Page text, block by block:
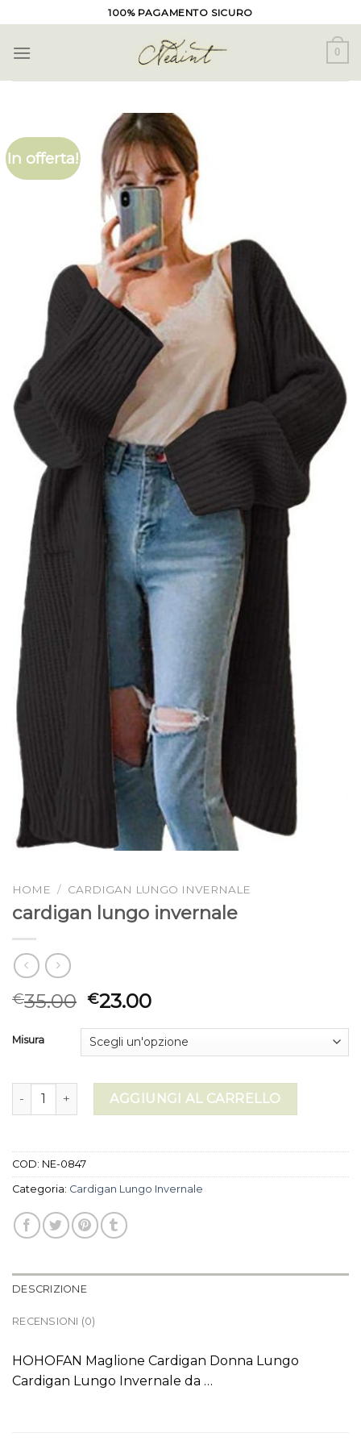
to
content
100% PAGAMENTO SICURO
0
In offerta!
HOME / CARDIGAN LUNGO INVERNALE
cardigan lungo invernale
€35.00 €23.00
Misura
cardigan lungo invernale quantità
AGGIUNGI AL CARRELLO
COD: NE-0847
Categoria: Cardigan Lungo Invernale
DESCRIZIONE
RECENSIONI (0)
HOHOFAN Maglione Cardigan Donna Lungo
Cardigan Lungo Invernale da …